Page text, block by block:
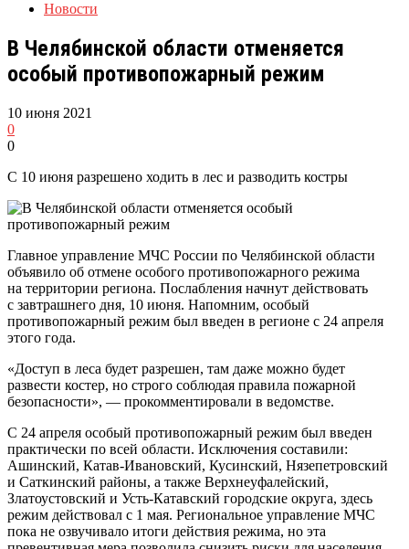
Новости
В Челябинской области отменяется
особый противопожарный режим
10 июня 2021
0
0
С 10 июня разрешено ходить в лес и разводить костры
Главное управление МЧС России по Челябинской области
объявило об отмене особого противопожарного режима
на территории региона. Послабления начнут действовать
с завтрашнего дня, 10 июня. Напомним, особый
противопожарный режим был введен в регионе с 24 апреля
этого года.
«Доступ в леса будет разрешен, там даже можно будет
развести костер, но строго соблюдая правила пожарной
безопасности», — прокомментировали в ведомстве.
С 24 апреля особый противопожарный режим был введен
практически по всей области. Исключения составили:
Ашинский, Катав-Ивановский, Кусинский, Нязепетровский
и Саткинский районы, а также Верхнеуфалейский,
Златоустовский и Усть-Катавский городские округа, здесь
режим действовал с 1 мая. Региональное управление МЧС
пока не озвучивало итоги действия режима, но эта